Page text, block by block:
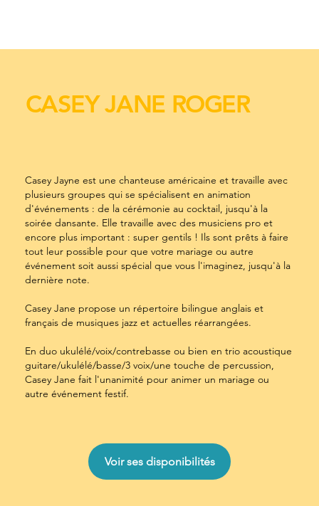
CASEY JANE ROGER
Casey Jayne est une chanteuse américaine et travaille avec
plusieurs groupes qui se spécialisent en animation
d'événements : de la cérémonie au cocktail, jusqu'à la
soirée dansante. Elle travaille avec des musiciens pro et
encore plus important : super gentils ! Ils sont prêts à faire
tout leur possible pour que votre mariage ou autre
événement soit aussi spécial que vous l'imaginez, jusqu'à la
dernière note.
Casey Jane propose un répertoire bilingue anglais et
français de musiques jazz et actuelles réarrangées.
En duo ukulélé/voix/contrebasse ou bien en trio acoustique
guitare/ukulélé/basse/3 voix/une touche de percussion,
Casey Jane fait l'unanimité pour animer un mariage ou
autre événement festif.
Voir ses disponibilités